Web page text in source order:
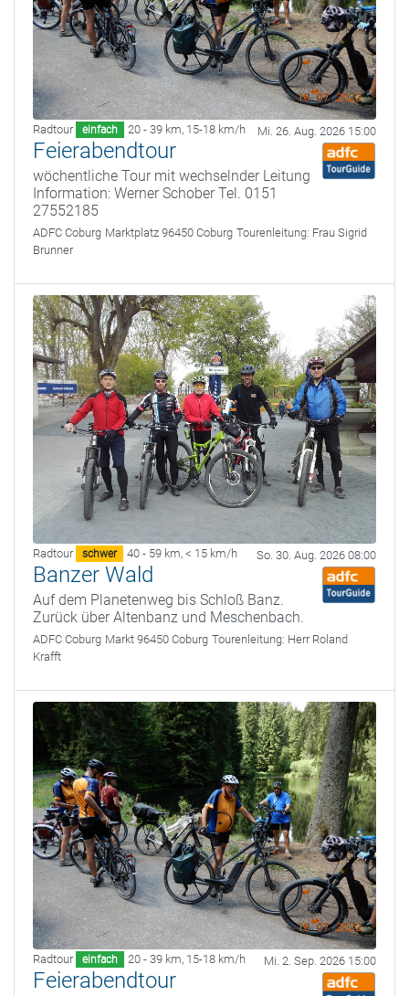
Radtour einfach 20 - 39 km, 15-18 km/h Mi. 26. Aug. 2026 15:00
Feierabendtour
wöchentliche Tour mit wechselnder Leitung
Information: Werner Schober Tel. 0151
27552185
ADFC Coburg Marktplatz 96450 Coburg Tourenleitung: Frau Sigrid
Brunner
Radtour schwer 40 - 59 km, < 15 km/h So. 30. Aug. 2026 08:00
Banzer Wald
Auf dem Planetenweg bis Schloß Banz.
Zurück über Altenbanz und Meschenbach.
ADFC Coburg Markt 96450 Coburg Tourenleitung: Herr Roland
Krafft
Radtour einfach 20 - 39 km, 15-18 km/h Mi. 2. Sep. 2026 15:00
Feierabendtour